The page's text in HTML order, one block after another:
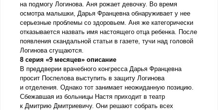
на подмогу Логинова. Аня рожает девочку. Во время
осмотра малышки, Дарья Францевна обнаруживает у нее
серьезные проблемы со здоровьем. Аня же категорически
отказывается назвать имя настоящего отца ребенка. После
появления скандальной статьи в газете, тучи над головой
Логинова сгущаются.
8 серия «9 месяцев» описание
В преддверии врачебного конгресса Дарья Францевна
просит Поспелова выступить в защиту Логинова
и отделения. Однако тот занимает неожиданную позицию.
Сбежавшая из больницы Настя приходит в театр
к Дмитрию Дмитриевичу. Они решают собрать всех